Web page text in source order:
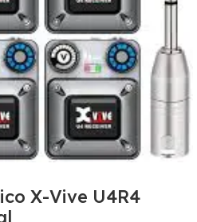
X-Vive U4R4